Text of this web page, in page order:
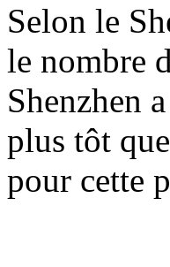
Selon le
le nombre
Shenzhen
plus tôt
pour cette